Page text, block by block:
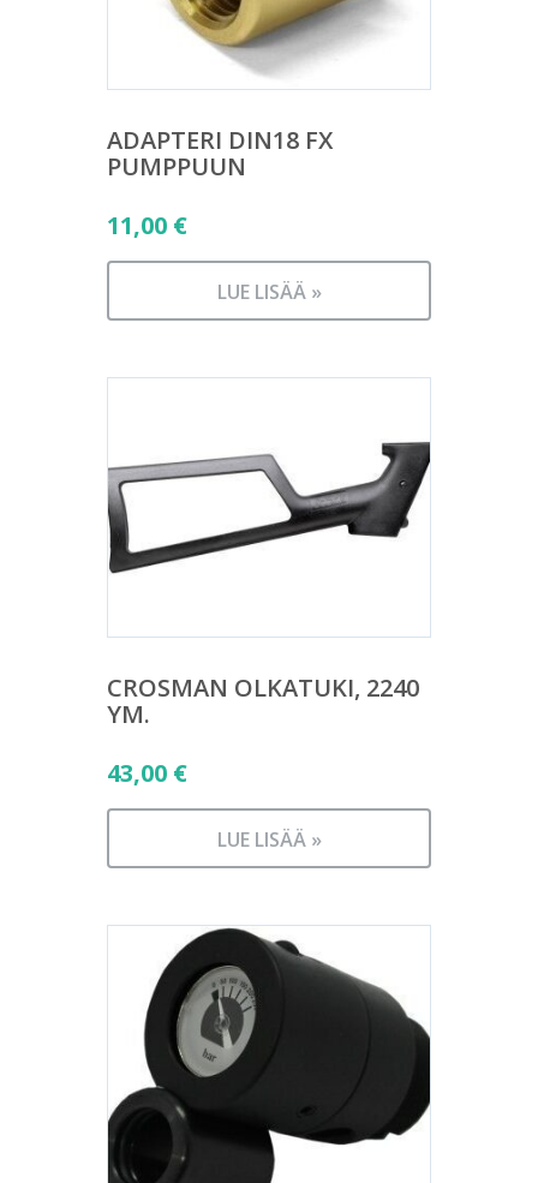
ADAPTERI DIN18 FX
PUMPPUUN
11,00 €
LUE LISÄÄ »
CROSMAN OLKATUKI, 2240
YM.
43,00 €
LUE LISÄÄ »